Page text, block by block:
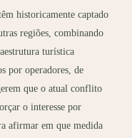
historicamente captado
regiões, combinando
turística
por operadores, de
que o atual conflito
o interesse por
afirmar em que medida